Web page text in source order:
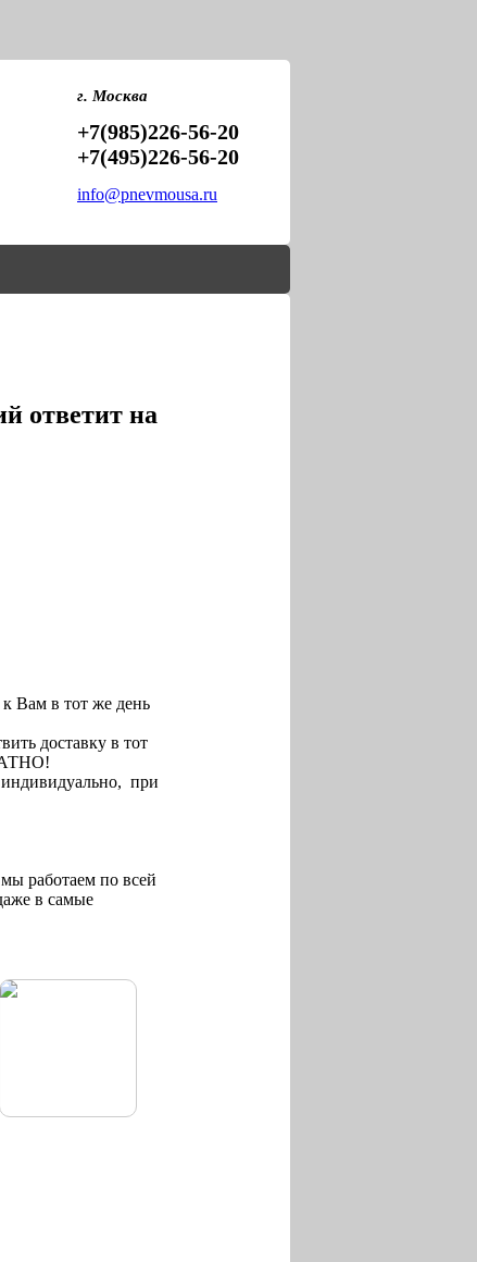
г. Москва
+7(985)226-56-20
+7(495)226-56-20
info@pnevmousa.ru
ответит на
к Вам в тот же день
доставку в тот
при
работаем по всей
в самые